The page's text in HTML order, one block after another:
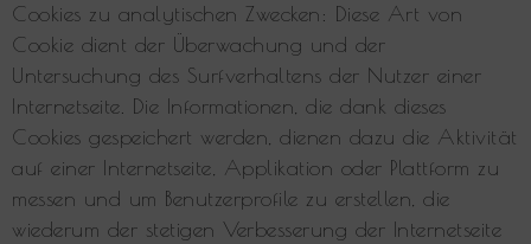
Cookies zu analytischen Zwecken: Diese Art von
Cookie dient der Überwachung und der
Untersuchung des Surfverhaltens der Nutzer einer
Internetseite. Die Informationen, die dank dieses
Cookies gespeichert werden, dienen dazu die Aktivität
auf einer Internetseite, Applikation oder Plattform zu
messen und um Benutzerprofile zu erstellen, die
wiederum der stetigen Verbesserung der Internetseite